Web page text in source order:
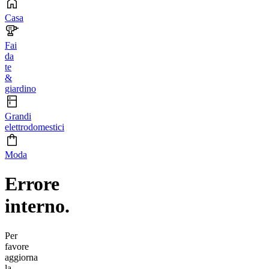
Casa
Fai
da
te
&
giardino
Grandi
elettrodomestici
Moda
Errore
interno.
Per
favore
aggiorna